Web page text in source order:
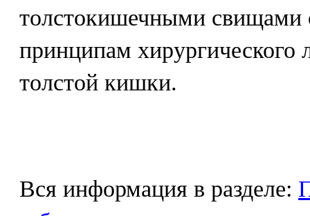
толстокишечными
принципам хирургического
толстой кишки.
Вся информация в разделе: